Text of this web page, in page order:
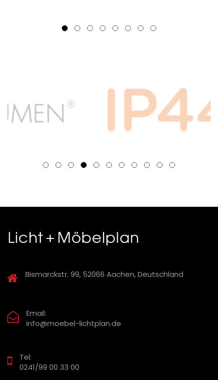
Bismarckstr. 99, 52066 Aachen, Deutschland
Email:
info@moebel-lichtplan.de
Tel:
0241/99 00 33 00